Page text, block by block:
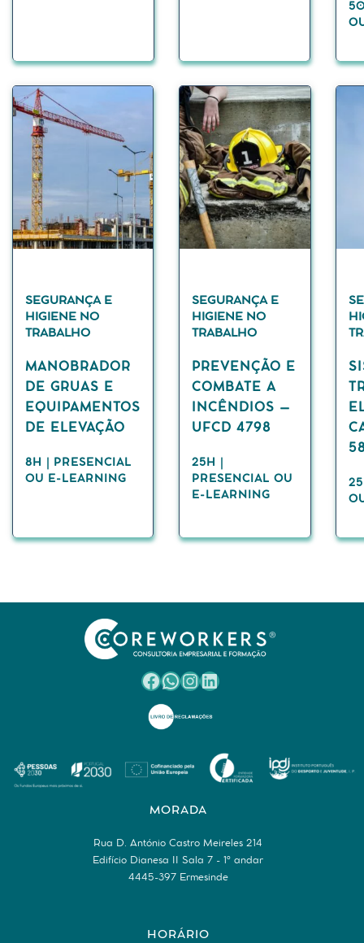
SEGURANÇA E
HIGIENE NO
TRABALHO
MANOBRADOR
DE GRUAS E
EQUIPAMENTOS
DE ELEVAÇÃO
8H | PRESENCIAL
OU E-LEARNING
SEGURANÇA E
HIGIENE NO
TRABALHO
PREVENÇÃO E
COMBATE A
INCÊNDIOS –
UFCD 4798
25H |
PRESENCIAL OU
E-LEARNING
Facebook
WhatsApp
Instagram
LinkedIn
MORADA
Rua D. António Castro Meireles 214
Edifício Dianesa II Sala 7 - 1º andar
4445-397 Ermesinde
HORÁRIO